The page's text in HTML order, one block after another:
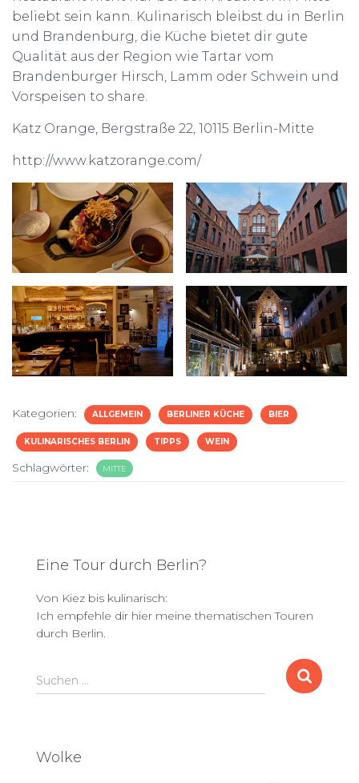
beliebt sein kann. Kulinarisch bleibst du in Berlin
und Brandenburg, die Küche bietet dir gute
Qualität aus der Region wie Tartar vom
Brandenburger Hirsch, Lamm oder Schwein und
Vorspeisen to share.
Katz Orange, Bergstraße 22, 10115 Berlin-Mitte
http://www.katzorange.com/
Kategorien: ALLGEMEIN BERLINER KÜCHE BIER
KULINARISCHES BERLIN TIPPS WEIN
Schlagwörter: MITTE
Eine Tour durch Berlin?
Von Kiez bis kulinarisch:
Ich empfehle dir hier meine thematischen Touren
durch Berlin.
S
u
n
Suchen …
Wolke